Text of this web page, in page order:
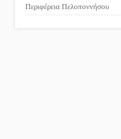
Περιφέρεια Πελοποννήσου